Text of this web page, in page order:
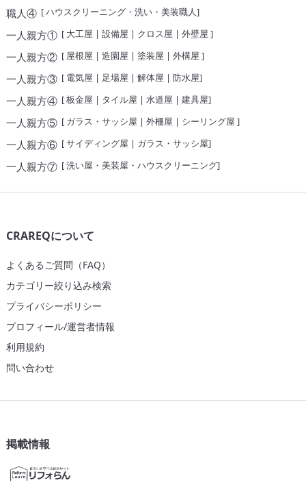
職人④[ハウスクリーニング・洗い・美装職人]
一人親方①[ 大工屋 | 設備屋 | クロス屋 | 外壁屋 ]
一人親方②[ 屋根屋 | 造園屋 | 塗装屋 | 外構屋 ]
一人親方③[ 電気屋 | 足場屋 | 解体屋 | 防水屋]
一人親方④[板金屋 | タイル屋 | 水道屋 | 建具屋]
一人親方⑤[ ガラス・サッシ屋 | 外柵屋 | シーリング屋 ]
一人親方⑥[サイディング屋 | ガラス・サッシ屋]
一人親方⑦[洗い屋・美装屋・ハウスクリーニング]
CRAREQについて
よくあるご質問（FAQ）
カテゴリー絞り込み検索
プライバシーポリシー
プロフィール/運営者情報
利用規約
問い合わせ
掲載情報